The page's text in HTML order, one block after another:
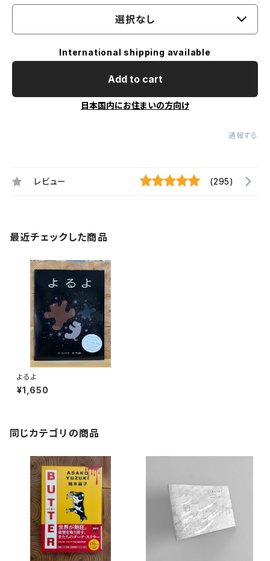
選択なし
International shipping available
Add to cart
日本国内にお住まいの方向け
通報する
レビュー (295)
最近チェックした商品
よるよ
¥1,650
同じカテゴリの商品